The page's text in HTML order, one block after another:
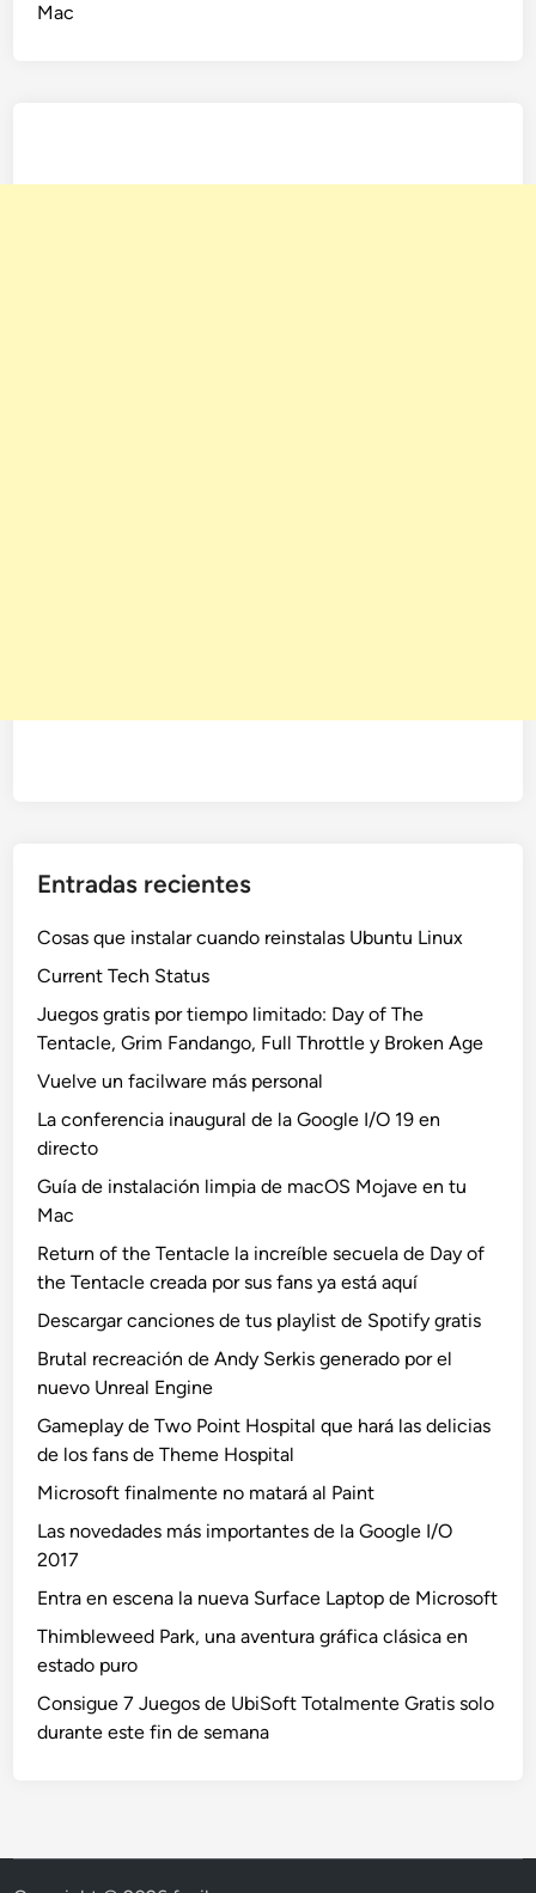
Mac
Entradas recientes
Cosas que instalar cuando reinstalas Ubuntu Linux
Current Tech Status
Juegos gratis por tiempo limitado: Day of The
Tentacle, Grim Fandango, Full Throttle y Broken Age
Vuelve un facilware más personal
La conferencia inaugural de la Google I/O 19 en
directo
Guía de instalación limpia de macOS Mojave en tu
Mac
Return of the Tentacle la increíble secuela de Day of
the Tentacle creada por sus fans ya está aquí
Descargar canciones de tus playlist de Spotify gratis
Brutal recreación de Andy Serkis generado por el
nuevo Unreal Engine
Gameplay de Two Point Hospital que hará las delicias
de los fans de Theme Hospital
Microsoft finalmente no matará al Paint
Las novedades más importantes de la Google I/O
2017
Entra en escena la nueva Surface Laptop de Microsoft
Thimbleweed Park, una aventura gráfica clásica en
estado puro
Consigue 7 Juegos de UbiSoft Totalmente Gratis solo
durante este fin de semana